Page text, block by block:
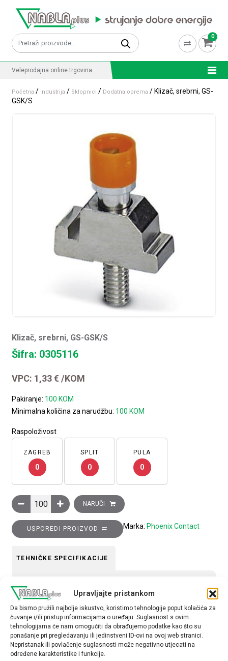
Upravljajte pristankom
Da bismo pružili najbolje iskustvo, koristimo tehnologije poput kolačića za
čuvanje i/ili pristup informacijama o uređaju. Suglasnost s ovim
tehnologijama će nam omogućiti da obrađujemo podatke kao što su
ponašanje pri pregledavanju ili jedinstveni ID-ovi na ovoj web stranici.
Nepristanak ili povlačenje suglasnosti može negativno utjecati na
određene karakteristike i funkcije.
Pretraži: 0
Veleprodajna online trgovina
Početna / Industrija / Sklopnici / Dodatna oprema / Klizač, srebrni, GS-
GSK/S
Klizač, srebrni, GS-GSK/S
Šifra: 0305116
VPC: 1,33€ /KOM
Pakiranje: 100 KOM
Minimalna količina za narudžbu: 100 KOM
Raspoloživost
ZAGREB
0
SPLIT
0
PULA
0
Klizač, srebrni, GS-GSK/S količina
NARUČI
USPOREDI PROIZVOD Marka: Phoenix Contact
TEHNIČKE SPECIFIKACIJE
Tip opreme
Kratkospojnik